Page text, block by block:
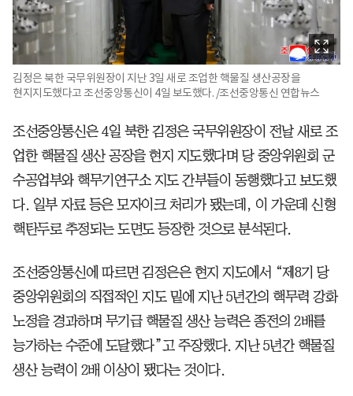
김정은 북한 국무위원장이 지난 3일 새로 조업한 핵물질 생산공장을
현지지도했다고 조선중앙통신이 4일 보도했다. /조선중앙통신 연합뉴스
조선중앙통신은 4일 북한 김정은 국무위원장이 전날 새로 조
업한 핵물질 생산 공장을 현지 지도했다며 당 중앙위원회 군
수공업부와 핵무기연구소 지도 간부들이 동행했다고 보도했
다. 일부 자료 등은 모자이크 처리가 됐는데, 이 가운데 신형
핵탄두로 추정되는 도면도 등장한 것으로 분석된다.
조선중앙통신에 따르면 김정은은 현지 지도에서 “제8기 당
중앙위원회의 직접적인 지도 밑에 지난 5년간의 핵무력 강화
노정을 경과하며 무기급 핵물질 생산 능력은 종전의 2배를
능가하는 수준에 도달했다”고 주장했다. 지난 5년간 핵물질
생산 능력이 2배 이상이 됐다는 것이다.